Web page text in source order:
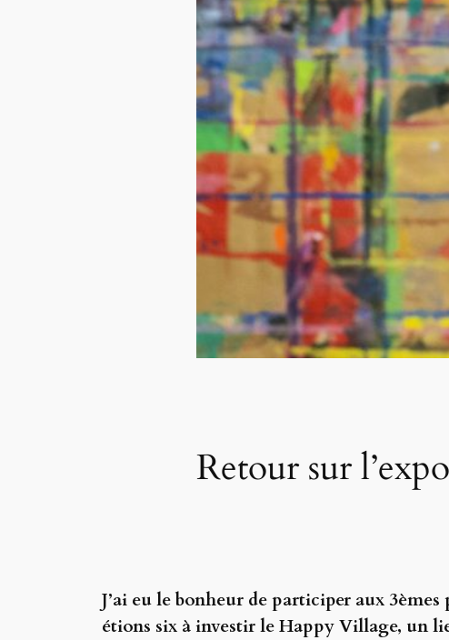
Retour sur
J’ai eu le bonheur de participer aux
étions six à investir le Happy Village, un